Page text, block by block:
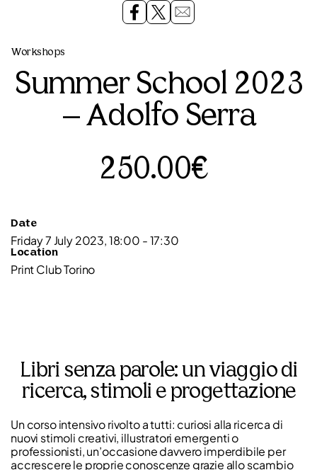
Libri senza parole: un viaggio di
ricerca, stimoli e progettazione
Un corso intensivo rivolto a tutti: curiosi alla ricerca di
nuovi stimoli creativi, illustratori emergenti o
professionisti, un’occasione davvero imperdibile per
accrescere le proprie conoscenze grazie allo scambio
Workshops
Summer School 2023
– Adolfo Serra
250.00€
Date
Friday 7 July 2023, 18:00 - 17:30
Location
Print Club Torino